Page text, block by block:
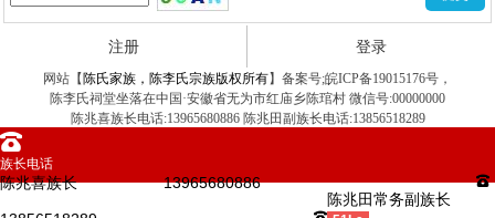
注册 登录
网站【陈氏家族，陈李氏宗族版权所有】备案号;皖ICP备19015176号，
陈李氏祠堂坐落在中国·安徽省无为市红庙乡陈琯村 微信号:00000000
陈兆喜族长电话:13965680886 陈兆田副族长电话:13856518289
󰇯
族长电话
陈兆喜族长 13965680886 󰇯
陈兆田常务副族长